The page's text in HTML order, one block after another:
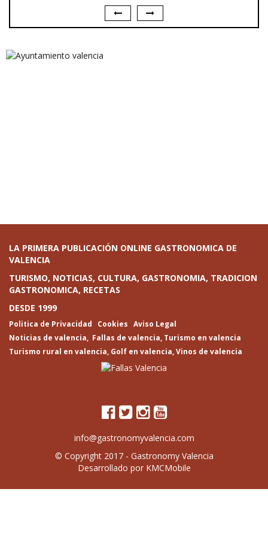
LA PRIMERA PUBLICACIÓN ONLINE GASTRONOMICA DE
VALENCIA
TURISMO, NOTICIAS, CULTURA, GASTRONOMIA, TRADICION
GASTRONOMICA, RECETAS
DESDE 1999
Politica de Privacidad Cookies Aviso Legal
Noticias de valencia, Fallas de valencia, Turismo en valencia
Turismo rural en valencia, Golf en valencia,Vinos de valencia
info@gastronomyvalencia.com
© Copyright 2017 - Gastronomy Valencia
Desarrollado por KMCMobile